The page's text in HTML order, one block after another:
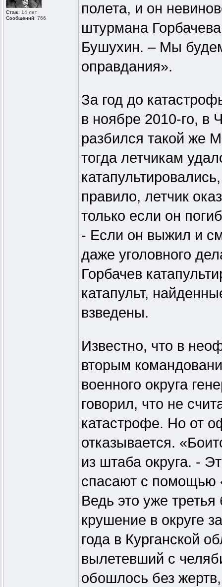
Стаж: 14 лет
Сообщений: 766
полета, и он
штурмана
Бушухин. – Мы
оправдания».
За год до
в ноябре 2010-го, в
разбился такой же
тогда летчикам
правило, летчик
только если он
- Если он выжил и
даже уголовного
Горбачев
катапульт,
взведены.
Известно, что в
вторым
военного округа
говорил, что не
катастрофе. Но от
отказывается.
из штаба округа. -
спасают с помощью
Ведь это уже
крушение в округе
года в Курганской
вылетевший с
обошлось без